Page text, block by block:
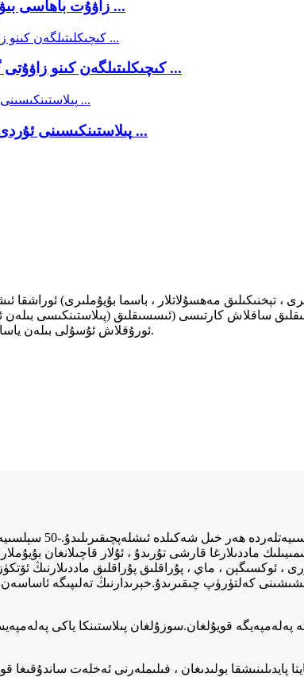
زاۋۇت باھاسى بىۋاسىتە ئىسسىقلىق كىچىكلىتىش ئورالمىسى ...
سۈزۈك ۋە ئاق رەڭلىك mdo كىچىكلىتىلگەن كىنو زاۋۇتى گۇۋاھنامىسى ...
پولىئېتىلېن يۇقىرى بېسىملىق فىلىم LDPE پىلاستىنكىسىنى ئۇردى ...
ئورۇقلاش ئۇسۇلى بىلەن ياسالغان) ئىشلەپچىقىرىشنىڭ تەركىبىي قىسمى سۈپىتىدە ئىشلىتىلىدۇ.
ماددىلارغا قارشى تۇرىدۇ ، ئۇلار قاچىلانغان
ئوكسىگېن ، ماي ، پۇراقلىق پۇراقلىق ماددىلارنىڭ